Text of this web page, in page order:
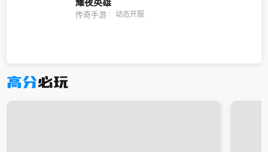
耀夜英雄
传奇手游 动态开服
高分必玩